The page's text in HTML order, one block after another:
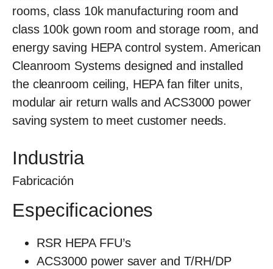
rooms, class 10k manufacturing room and
class 100k gown room and storage room, and
energy saving HEPA control system. American
Cleanroom Systems designed and installed
the cleanroom ceiling, HEPA fan filter units,
modular air return walls and ACS3000 power
saving system to meet customer needs.
Industria
Fabricación
Especificaciones
RSR HEPA FFU’s
ACS3000 power saver and T/RH/DP